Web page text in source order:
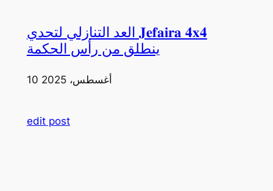
العد التنازلي لتحدي 𝐉𝐞𝐟𝐚𝐢𝐫𝐚 𝟒𝐱𝟒
ينطلق من رأس الحكمة
10 أغسطس، 2025
edit post